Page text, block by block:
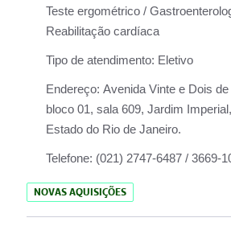
Teste ergométrico /
Reabilitação cardíaca
Tipo de atendimento: Eletivo
Endereço: Avenida Vinte e Dois de
bloco 01, sala 609, Jardim
Estado do Rio de Janeiro.
Telefone: (021) 2747-6487 / 3669-
NOVAS AQUISIÇÕES